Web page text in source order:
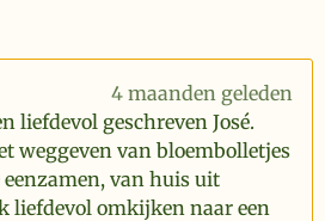
4 maanden geleden
liefdevol geschreven José.
weggeven van bloembolletjes
van huis uit
liefdevol omkijken naar een